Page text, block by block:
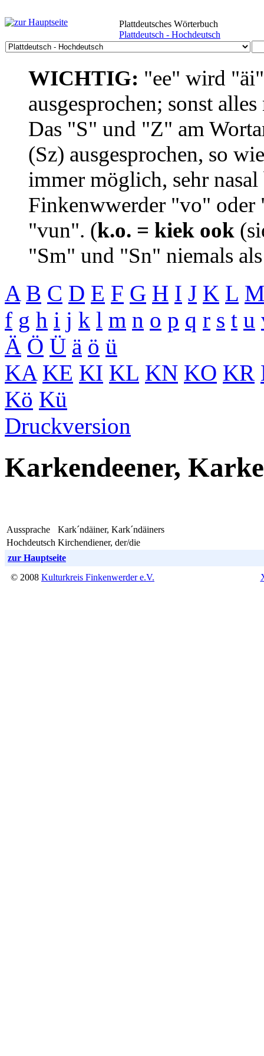
Plattdeutsches Wörterbuch
Plattdeutsch - Hochdeutsch
WICHTIG: "ee" wird
ausgesprochen; sonst
Das "S" und "Z" am
(Sz) ausgesprochen, so
immer möglich, sehr
Finkenwwerder "vo"
"vun". (k.o. = kiek ook
"Sm" und "Sn" niemals
A B C D E F G H I J K L
f g h i j k l m n o p q r s t u
Ä Ö Ü ä ö ü
KA KE KI KL KN KO KR
Kö Kü
Druckversion
Karkendeener,
Aussprache
Kark´ndäiner, Kark´ndäiners
Hochdeutsch Kirchendiener, der/die
zur Hauptseite
© 2008 Kulturkreis Finkenwerder e.V.